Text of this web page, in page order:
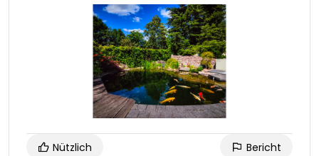
Nützlich Bericht